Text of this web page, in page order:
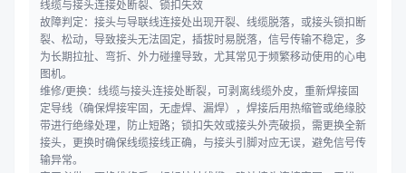
线缆与接头连接处断裂、锁扣失效
故障判定：接头与导联线连接处出现开裂、线缆脱落，或接头锁扣断
裂、松动，导致接头无法固定，插拔时易脱落，信号传输不稳定，多
为长期拉扯、弯折、外力碰撞导致，尤其常见于频繁移动使用的心电
图机。
维修/更换：线缆与接头连接处断裂，可剥离线缆外皮，重新焊接固
定导线（确保焊接牢固，无虚焊、漏焊），焊接后用热缩管或绝缘胶
带进行绝缘处理，防止短路；锁扣失效或接头外壳破损，需更换全新
接头，更换时确保线缆接线正确，与接头引脚对应无误，避免信号传
输异常。